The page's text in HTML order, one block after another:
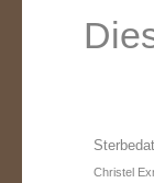
Christel